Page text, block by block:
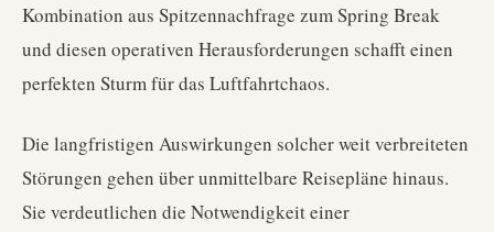
Kombination aus Spitzennachfrage zum Spring Break
und diesen operativen Herausforderungen schafft einen
perfekten Sturm für das Luftfahrtchaos.
Die langfristigen Auswirkungen solcher weit verbreiteten
Störungen gehen über unmittelbare Reisepläne hinaus.
Sie verdeutlichen die Notwendigkeit einer